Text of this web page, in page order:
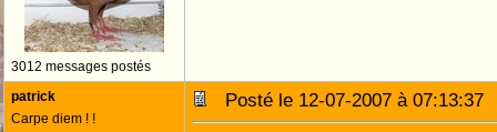
3012 messages postés
patrick
Carpe diem ! !
Posté le 12-07-2007 à